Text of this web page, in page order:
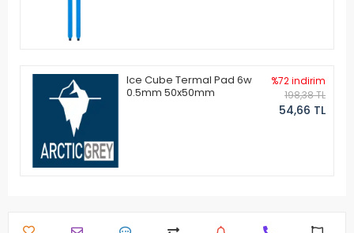
Ice Cube Termal Pad 6w
0.5mm 50x50mm
%72 indirim
198,38 TL
54,66 TL